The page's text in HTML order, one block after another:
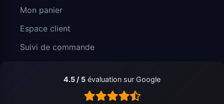
Mon panier
Espace client
Suivi de commande
4.5 / 5 évaluation sur Google